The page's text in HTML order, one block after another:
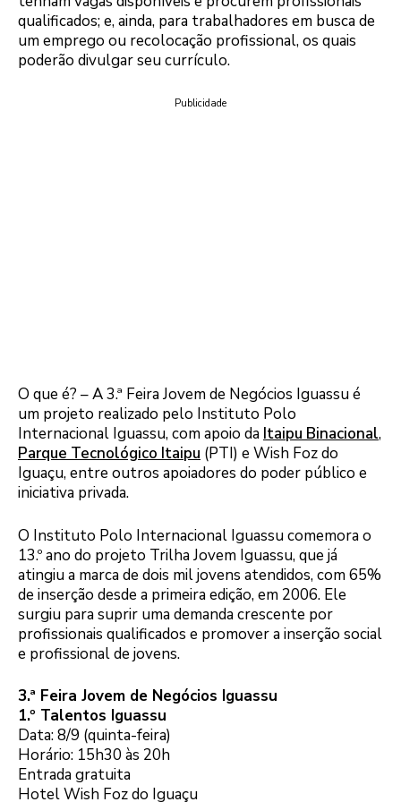
qualificados; e, ainda, para trabalhadores em busca de
um emprego ou recolocação profissional, os quais
poderão divulgar seu currículo.
Publicidade
O que é? – A 3.ª Feira Jovem de Negócios Iguassu é
um projeto realizado pelo Instituto Polo
Internacional Iguassu, com apoio da Itaipu Binacional,
Parque Tecnológico Itaipu (PTI) e Wish Foz do
Iguaçu, entre outros apoiadores do poder público e
iniciativa privada.
O Instituto Polo Internacional Iguassu comemora o
13.º ano do projeto Trilha Jovem Iguassu, que já
atingiu a marca de dois mil jovens atendidos, com 65%
de inserção desde a primeira edição, em 2006. Ele
surgiu para suprir uma demanda crescente por
profissionais qualificados e promover a inserção social
e profissional de jovens.
3.ª Feira Jovem de Negócios Iguassu
1.º Talentos Iguassu
Data: 8/9 (quinta-feira)
Horário: 15h30 às 20h
Entrada gratuita
Hotel Wish Foz do Iguaçu